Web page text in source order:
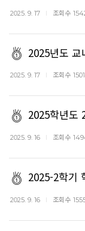
2025. 9. 17 조회수
2025년도
2025. 9. 17 조회수
2025학년도
2025. 9. 16 조회수
2025-2학기
2025. 9. 16 조회수